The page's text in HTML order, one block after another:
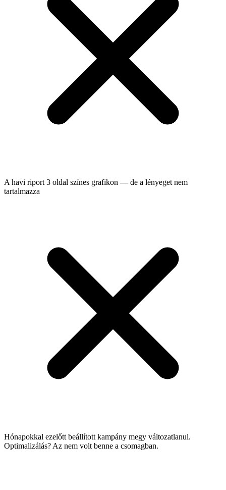
A havi riport 3 oldal színes grafikon — de a lényeget nem
tartalmazza
Hónapokkal ezelőtt beállított kampány megy változatlanul.
Optimalizálás? Az nem volt benne a csomagban.